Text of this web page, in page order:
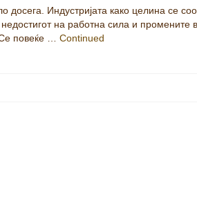
досега. Индустријата како целина се
на работна сила и промените
повеќе … Continued